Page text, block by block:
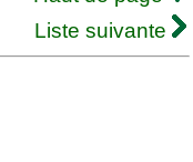
Liste suivante